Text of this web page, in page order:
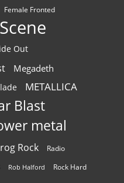
Female Fronted
Out
Megadeth
METALLICA
Blast
metal
Rock Radio
Rob Halford Rock Hard